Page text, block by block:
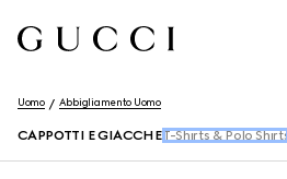
Uomo Abbigliamento Uomo
CAPPOTTI E GIACCHE T-Shirts & Polo Shirts